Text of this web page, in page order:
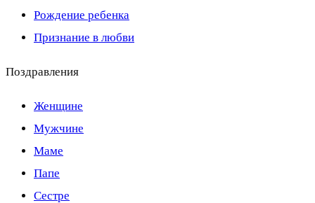
Рождение ребенка
Признание в любви
Поздравления
Женщине
Мужчине
Маме
Папе
Сестре